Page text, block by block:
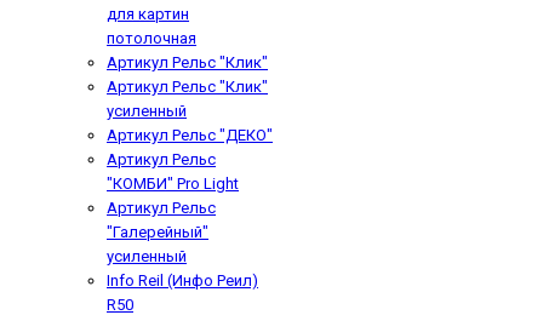
для картин
потолочная
Артикул Рельс "Клик"
Артикул Рельс "Клик"
усиленный
Артикул Рельс "ДЕКО"
Артикул Рельс
"КОМБИ" Pro Light
Артикул Рельс
"Галерейный"
усиленный
Info Reil (Инфо Реил)
R50